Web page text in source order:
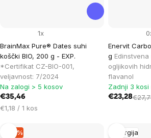
BrainMax Pure® Dates suhi
koščki BIO, 200 g - EXP.
*Certifikat CZ-BIO-001,
veljavnost: 7/2024
1x
Na zalogi > 5 kosov
€35,46
Cena
enoto:
€1,18 / 1 kos
Enervit
g
ogljikovih
flavanol
Zadnji 3 kosi
€23,28
–17 % Energija